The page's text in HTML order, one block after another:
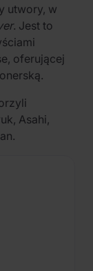
utwory, w
. Jest to
oferującej
Asahi,